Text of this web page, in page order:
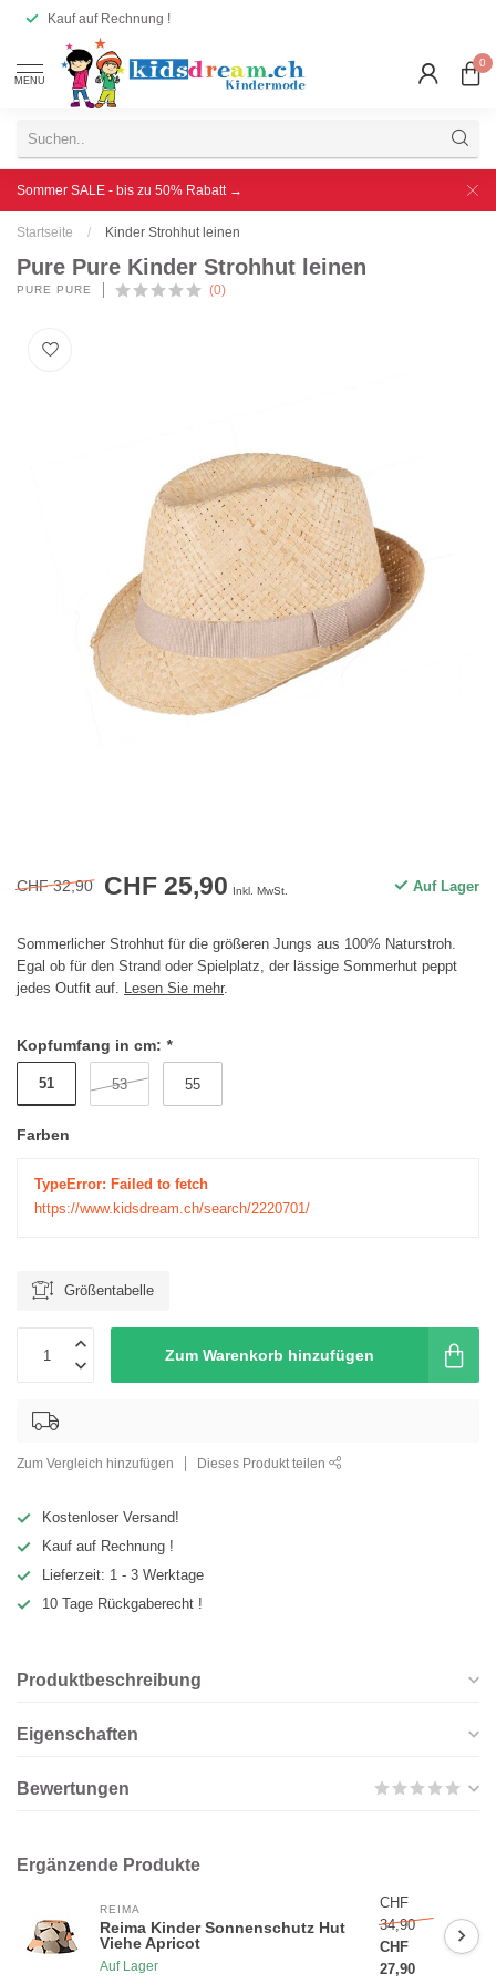
Kauf auf Rechnung !
MENU
0
Sommer SALE - bis zu 50% Rabatt →
Startseite / Kinder Strohhut leinen
Pure Pure Kinder Strohhut leinen
PURE PURE (0)
CHF 32,90 CHF 25,90 Inkl. MwSt. Auf Lager
Sommerlicher Strohhut für die größeren Jungs aus 100% Naturstroh.
Egal ob für den Strand oder Spielplatz, der lässige Sommerhut peppt
jedes Outfit auf. Lesen Sie mehr.
Kopfumfang in cm: *
51 53 55
Farben
TypeError: Failed to fetch
https://www.kidsdream.ch/search/2220701/
Größentabelle
Zum Warenkorb hinzufügen
Zum Vergleich hinzufügen Dieses Produkt teilen
Kostenloser Versand!
Kauf auf Rechnung !
Lieferzeit: 1 - 3 Werktage
10 Tage Rückgaberecht !
Produktbeschreibung
Eigenschaften
Bewertungen
Ergänzende Produkte
REIMA
Reima Kinder Sonnenschutz Hut
Viehe Apricot
Auf Lager
CHF
34,90
CHF
27,90